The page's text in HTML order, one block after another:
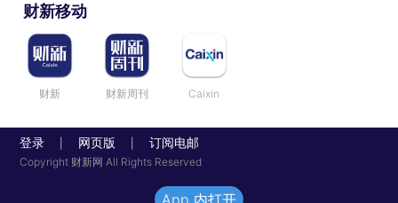
财新移动
财新 财新周刊 Caixin
登录 网页版 订阅电邮
Copyright 财新网 All Rights Reserved
App 内打开